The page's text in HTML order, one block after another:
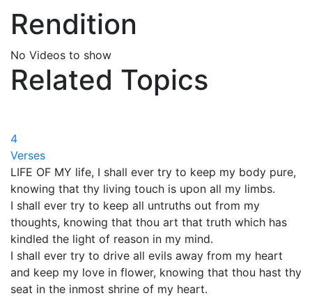
Rendition
No Videos to show
Related Topics
4
Verses
LIFE OF MY life, I shall ever try to keep my body pure,
knowing that thy living touch is upon all my limbs.
I shall ever try to keep all untruths out from my
thoughts, knowing that thou art that truth which has
kindled the light of reason in my mind.
I shall ever try to drive all evils away from my heart
and keep my love in flower, knowing that thou hast thy
seat in the inmost shrine of my heart.